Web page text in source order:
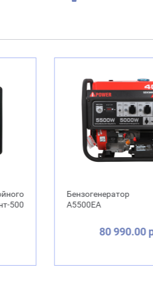
Источник
питания ЭНЕРГИЯ
14 500.00